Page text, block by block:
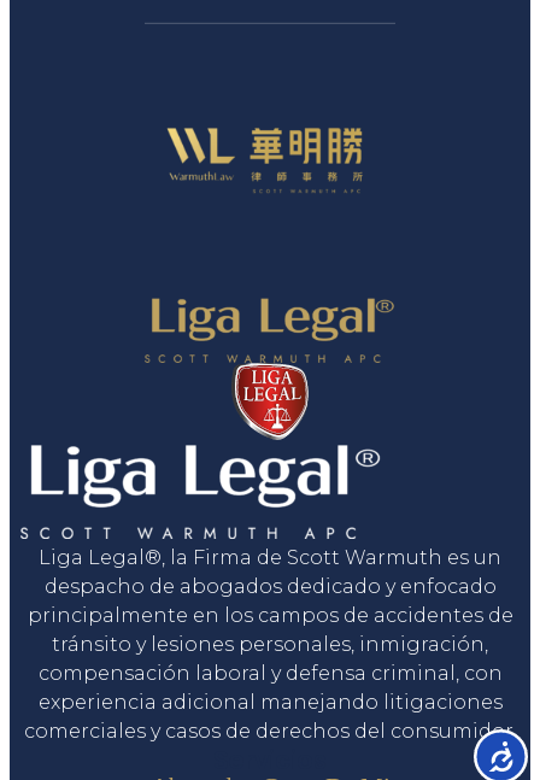
Liga Legal®, la Firma de Scott Warmuth es un
despacho de abogados dedicado y enfocado
principalmente en los campos de accidentes de
tránsito y lesiones personales, inmigración,
compensación laboral y defensa criminal, con
experiencia adicional manejando litigaciones
comerciales y casos de derechos del consumidor.